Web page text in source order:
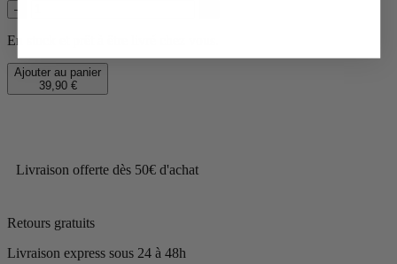
–
En stock et prêt à être livré chez vous.
Ajouter au panier
39,90 €
Livraison offerte dès 50€ d'achat
Retours gratuits
Livraison express sous 24 à 48h